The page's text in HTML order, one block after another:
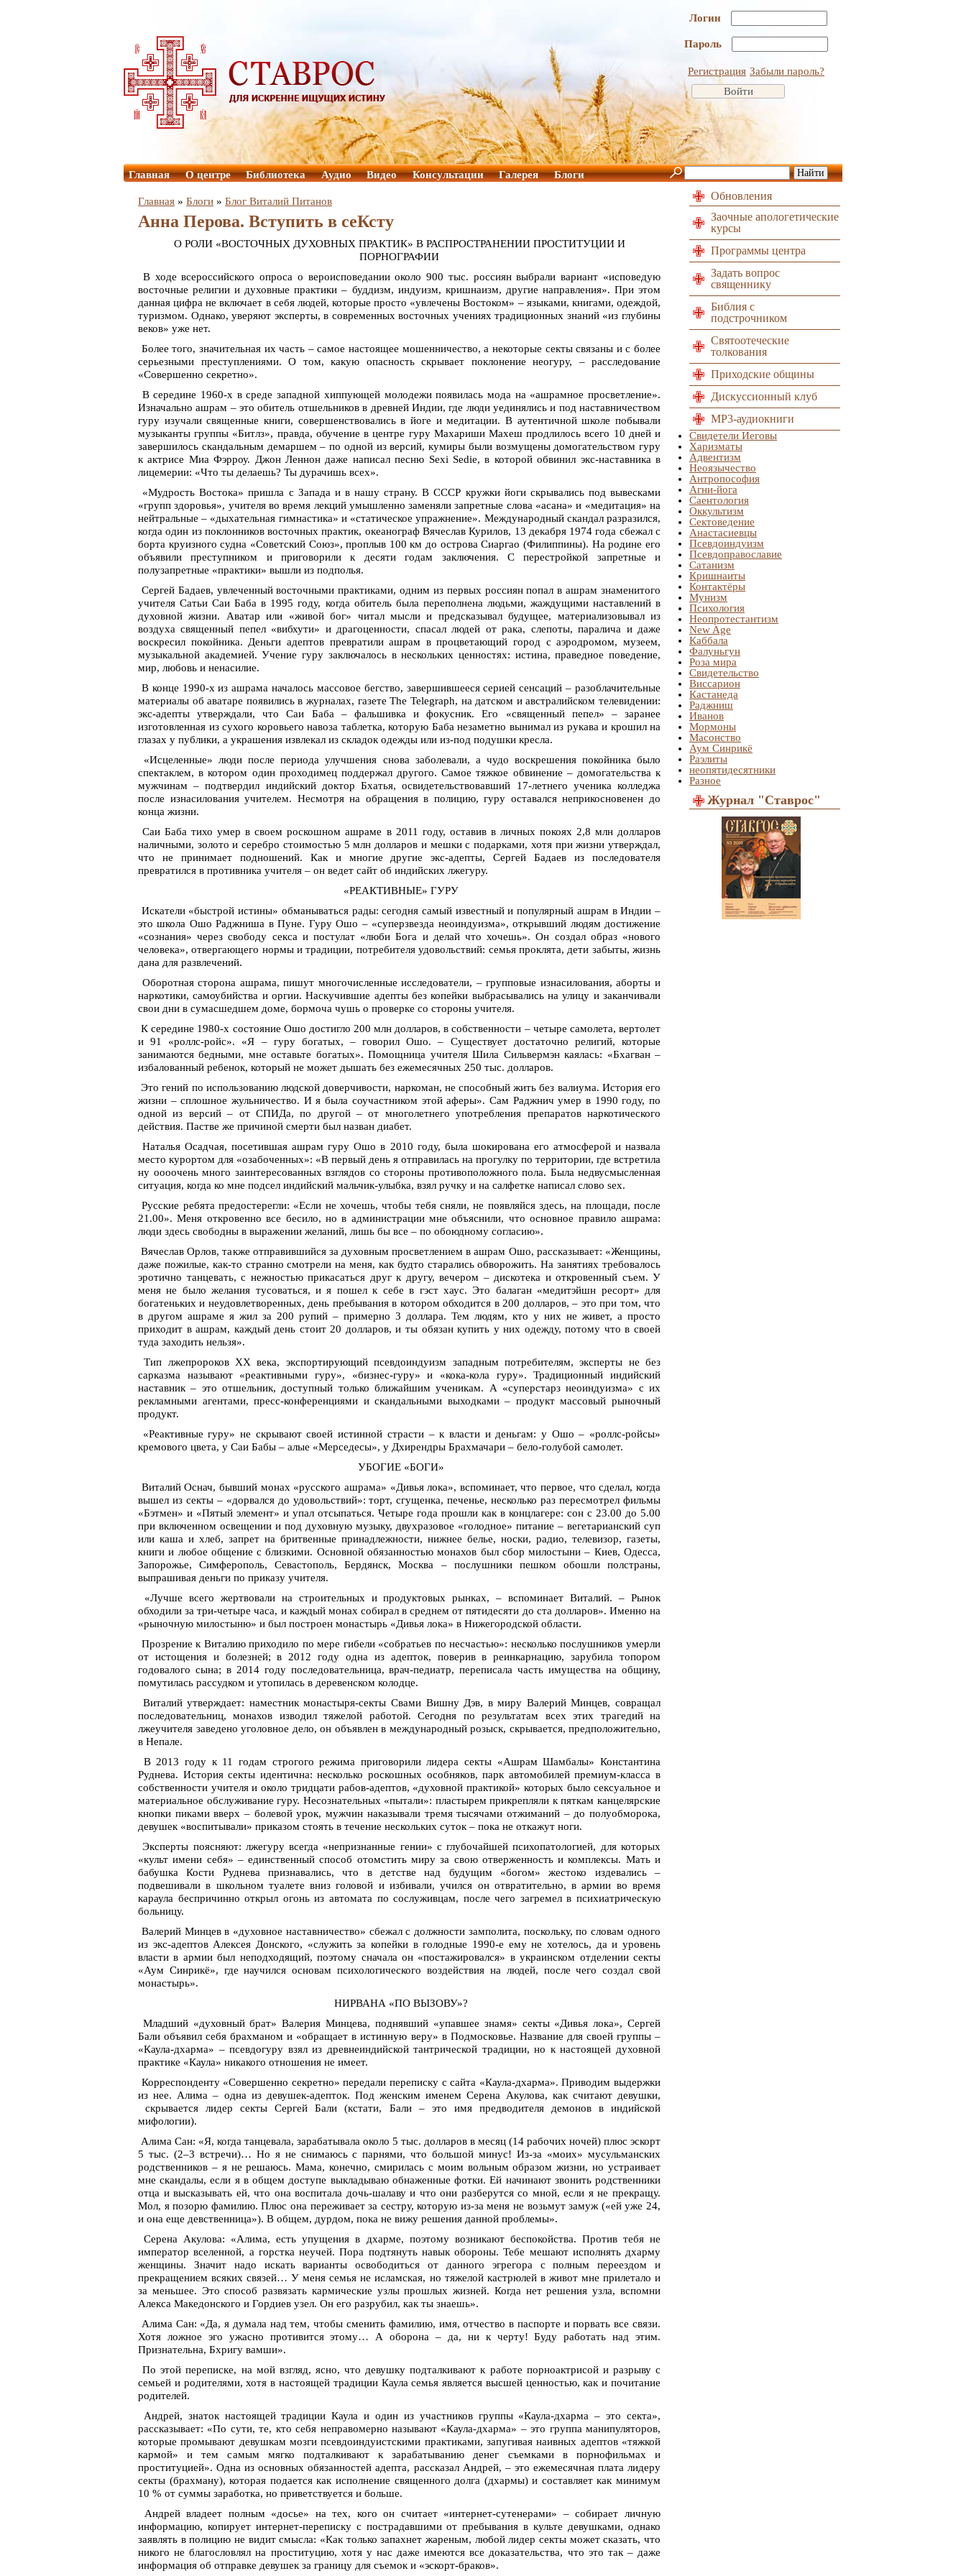
Логин
Пароль
Регистрация Забыли пароль?
Главная О центре Библиотека Аудио Видео Консультации Галерея Блоги
Главная » Блоги » Блог Виталий Питанов
Анна Перова. Вступить в сеКсту
О РОЛИ «ВОСТОЧНЫХ ДУХОВНЫХ ПРАКТИК» В РАСПРОСТРАНЕНИИ ПРОСТИТУЦИИ И
ПОРНОГРАФИИ
В ходе всероссийского опроса о вероисповедании около 900 тыс. россиян выбрали вариант «исповедую
восточные религии и духовные практики – буддизм, индуизм, кришнаизм, другие направления». При этом
данная цифра не включает в себя людей, которые просто «увлечены Востоком» – языками, книгами, одеждой,
туризмом. Однако, уверяют эксперты, в современных восточных учениях традиционных знаний «из глубины
веков» уже нет.
Более того, значительная их часть – самое настоящее мошенничество, а некоторые секты связаны и с более
серьезными преступлениями. О том, какую опасность скрывает поклонение неогуру, – расследование
«Совершенно секретно».
В середине 1960-х в среде западной хиппующей молодежи появилась мода на «ашрамное просветление».
Изначально ашрам – это обитель отшельников в древней Индии, где люди уединялись и под наставничеством
гуру изучали священные книги, совершенствовались в йоге и медитации. В аутентичной школе побывали
музыканты группы «Битлз», правда, обучение в центре гуру Махариши Махеш продлилось всего 10 дней и
завершилось скандальным демаршем – по одной из версий, кумиры были возмущены домогательством гуру
к актрисе Миа Фэрроу. Джон Леннон даже написал песню Sexi Sedie, в которой обвинил экс-наставника в
лицемерии: «Что ты делаешь? Ты дурачишь всех».
«Мудрость Востока» пришла с Запада и в нашу страну. В СССР кружки йоги скрывались под вывесками
«групп здоровья», учителя во время лекций умышленно заменяли запретные слова «асана» и «медитация» на
нейтральные – «дыхательная гимнастика» и «статическое упражнение». Международный скандал разразился,
когда один из поклонников восточных практик, океанограф Вячеслав Курилов, 13 декабря 1974 года сбежал с
борта круизного судна «Советский Союз», проплыв 100 км до острова Сиаргао (Филиппины). На родине его
объявили преступником и приговорили к десяти годам заключения. С перестройкой запретные и
полузапретные «практики» вышли из подполья.
Сергей Бадаев, увлеченный восточными практиками, одним из первых россиян попал в ашрам знаменитого
учителя Сатьи Саи Баба в 1995 году, когда обитель была переполнена людьми, жаждущими наставлений в
духовной жизни. Аватар или «живой бог» читал мысли и предсказывал будущее, материализовывал из
воздуха священный пепел «вибхути» и драгоценности, спасал людей от рака, слепоты, паралича и даже
воскресил покойника. Деньги адептов превратили ашрам в процветающий город с аэродромом, музеем,
музыкальной академией. Учение гуру заключалось в нескольких ценностях: истина, праведное поведение,
мир, любовь и ненасилие.
В конце 1990-х из ашрама началось массовое бегство, завершившееся серией сенсаций – разоблачительные
материалы об аватаре появились в журналах, газете The Telegraph, на датском и австралийском телевидении:
экс-адепты утверждали, что Саи Баба – фальшивка и фокусник. Его «священный пепел» – заранее
изготовленная из сухого коровьего навоза таблетка, которую Баба незаметно вынимал из рукава и крошил на
глазах у публики, а украшения извлекал из складок одежды или из-под подушки кресла.
«Исцеленные» люди после периода улучшения снова заболевали, а чудо воскрешения покойника было
спектаклем, в котором один проходимец поддержал другого. Самое тяжкое обвинение – домогательства к
мужчинам – подтвердил индийский доктор Бхатья, освидетельствовавший 17-летнего ученика колледжа
после изнасилования учителем. Несмотря на обращения в полицию, гуру оставался неприкосновенен до
конца жизни.
Саи Баба тихо умер в своем роскошном ашраме в 2011 году, оставив в личных покоях 2,8 млн долларов
наличными, золото и серебро стоимостью 5 млн долларов и мешки с подарками, хотя при жизни утверждал,
что не принимает подношений. Как и многие другие экс-адепты, Сергей Бадаев из последователя
превратился в противника учителя – он ведет сайт об индийских лжегуру.
«РЕАКТИВНЫЕ» ГУРУ
Искатели «быстрой истины» обманываться рады: сегодня самый известный и популярный ашрам в Индии –
это школа Ошо Раджниша в Пуне. Гуру Ошо – «суперзвезда неоиндуизма», открывший людям достижение
«сознания» через свободу секса и постулат «люби Бога и делай что хочешь». Он создал образ «нового
человека», отвергающего нормы и традиции, потребителя удовольствий: семья проклята, дети забыты, жизнь
дана для развлечений.
Оборотная сторона ашрама, пишут многочисленные исследователи, – групповые изнасилования, аборты и
наркотики, самоубийства и оргии. Наскучившие адепты без копейки выбрасывались на улицу и заканчивали
свои дни в сумасшедшем доме, бормоча чушь о проверке со стороны учителя.
К середине 1980-х состояние Ошо достигло 200 млн долларов, в собственности – четыре самолета, вертолет
и 91 «роллс-ройс». «Я – гуру богатых, – говорил Ошо. – Существует достаточно религий, которые
занимаются бедными, мне оставьте богатых». Помощница учителя Шила Сильвермэн каялась: «Бхагван –
избалованный ребенок, который не может дышать без ежемесячных 250 тыс. долларов.
Это гений по использованию людской доверчивости, наркоман, не способный жить без валиума. История его
жизни – сплошное жульничество. И я была соучастником этой аферы». Сам Раджнич умер в 1990 году, по
одной из версий – от СПИДа, по другой – от многолетнего употребления препаратов наркотического
действия. Пастве же причиной смерти был назван диабет.
Наталья Осадчая, посетившая ашрам гуру Ошо в 2010 году, была шокирована его атмосферой и назвала
место курортом для «озабоченных»: «В первый день я отправилась на прогулку по территории, где встретила
ну оооочень много заинтересованных взглядов со стороны противоположного пола. Была недвусмысленная
ситуация, когда ко мне подсел индийский мальчик-улыбка, взял ручку и на салфетке написал слово sex.
Русские ребята предостерегли: «Если не хочешь, чтобы тебя сняли, не появляйся здесь, на площади, после
21.00». Меня откровенно все бесило, но в администрации мне объяснили, что основное правило ашрама:
люди здесь свободны в выражении желаний, лишь бы все – по обоюдному согласию».
Вячеслав Орлов, также отправившийся за духовным просветлением в ашрам Ошо, рассказывает: «Женщины,
даже пожилые, как-то странно смотрели на меня, как будто старались обворожить. На занятиях требовалось
эротично танцевать, с нежностью прикасаться друг к другу, вечером – дискотека и откровенный съем. У
меня не было желания тусоваться, и я пошел к себе в гэст хаус. Это балаган «медитэйшн ресорт» для
богатеньких и неудовлетворенных, день пребывания в котором обходится в 200 долларов, – это при том, что
в другом ашраме я жил за 200 рупий – примерно 3 доллара. Тем людям, кто у них не живет, а просто
приходит в ашрам, каждый день стоит 20 долларов, и ты обязан купить у них одежду, потому что в своей
туда заходить нельзя».
Тип лжепророков ХХ века, экспортирующий псевдоиндуизм западным потребителям, эксперты не без
сарказма называют «реактивными гуру», «бизнес-гуру» и «кока-кола гуру». Традиционный индийский
наставник – это отшельник, доступный только ближайшим ученикам. А «суперстарз неоиндуизма» с их
рекламными агентами, пресс-конференциями и скандальными выходками – продукт массовый рыночный
продукт.
«Реактивные гуру» не скрывают своей истинной страсти – к власти и деньгам: у Ошо – «роллс-ройсы»
кремового цвета, у Саи Бабы – алые «Мерседесы», у Дхирендры Брахмачари – бело-голубой самолет.
УБОГИЕ «БОГИ»
Виталий Оснач, бывший монах «русского ашрама» «Дивья лока», вспоминает, что первое, что сделал, когда
вышел из секты – «дорвался до удовольствий»: торт, сгущенка, печенье, несколько раз пересмотрел фильмы
«Бэтмен» и «Пятый элемент» и упал отсыпаться. Четыре года прошли как в концлагере: сон с 23.00 до 5.00
при включенном освещении и под духовную музыку, двухразовое «голодное» питание – вегетарианский суп
или каша и хлеб, запрет на бритвенные принадлежности, нижнее белье, носки, радио, телевизор, газеты,
книги и любое общение с близкими. Основной обязанностью монахов был сбор милостыни – Киев, Одесса,
Запорожье, Симферополь, Севастополь, Бердянск, Москва – послушники пешком обошли полстраны,
выпрашивая деньги по приказу учителя.
«Лучше всего жертвовали на строительных и продуктовых рынках, – вспоминает Виталий. – Рынок
обходили за три-четыре часа, и каждый монах собирал в среднем от пятидесяти до ста долларов». Именно на
«рыночную милостыню» и был построен монастырь «Дивья лока» в Нижегородской области.
Прозрение к Виталию приходило по мере гибели «собратьев по несчастью»: несколько послушников умерли
от истощения и болезней; в 2012 году одна из адепток, поверив в реинкарнацию, зарубила топором
годовалого сына; в 2014 году последовательница, врач-педиатр, переписала часть имущества на общину,
помутилась рассудком и утопилась в деревенском колодце.
Виталий утверждает: наместник монастыря-секты Свами Вишну Дэв, в миру Валерий Минцев, совращал
последовательниц, монахов изводил тяжелой работой. Сегодня по результатам всех этих трагедий на
лжеучителя заведено уголовное дело, он объявлен в международный розыск, скрывается, предположительно,
в Непале.
В 2013 году к 11 годам строгого режима приговорили лидера секты «Ашрам Шамбалы» Константина
Руднева. История секты идентична: несколько роскошных особняков, парк автомобилей премиум-класса в
собственности учителя и около тридцати рабов-адептов, «духовной практикой» которых было сексуальное и
материальное обслуживание гуру. Несознательных «пытали»: пластырем прикрепляли к пяткам канцелярские
кнопки пиками вверх – болевой урок, мужчин наказывали тремя тысячами отжиманий – до полуобморока,
девушек «воспитывали» приказом стоять в течение нескольких суток – пока не откажут ноги.
Эксперты поясняют: лжегуру всегда «непризнанные гении» с глубочайшей психопатологией, для которых
«культ имени себя» – единственный способ отомстить миру за свою отверженность и комплексы. Мать и
бабушка Кости Руднева признавались, что в детстве над будущим «богом» жестоко издевались –
подвешивали в школьном туалете вниз головой и избивали, учился он отвратительно, в армии во время
караула беспричинно открыл огонь из автомата по сослуживцам, после чего загремел в психиатрическую
больницу.
Валерий Минцев в «духовное наставничество» сбежал с должности замполита, поскольку, по словам одного
из экс-адептов Алексея Донского, «служить за копейки в голодные 1990-е ему не хотелось, да и уровень
власти в армии был неподходящий, поэтому сначала он «постажировался» в украинском отделении секты
«Аум Синрикё», где научился основам психологического воздействия на людей, после чего создал свой
монастырь».
НИРВАНА «ПО ВЫЗОВУ»?
Младший «духовный брат» Валерия Минцева, поднявший «упавшее знамя» секты «Дивья лока», Сергей
Бали объявил себя брахманом и «обращает в истинную веру» в Подмосковье. Название для своей группы –
«Каула-дхарма» – псевдогуру взял из древнеиндийской тантрической традиции, но к настоящей духовной
практике «Каула» никакого отношения не имеет.
Корреспонденту «Совершенно секретно» передали переписку с сайта «Каула-дхарма». Приводим выдержки
из нее. Алима – одна из девушек-адепток. Под женским именем Серена Акулова, как считают девушки,
скрывается лидер секты Сергей Бали (кстати, Бали – это имя предводителя демонов в индийской
мифологии).
Алима Сан: «Я, когда танцевала, зарабатывала около 5 тыс. долларов в месяц (14 рабочих ночей) плюс эскорт
5 тыс. (2–3 встречи)… Но я не снимаюсь с парнями, что большой минус! Из-за «моих» мусульманских
родственников – я не решаюсь. Мама, конечно, смирилась с моим вольным образом жизни, но устраивает
мне скандалы, если я в общем доступе выкладываю обнаженные фотки. Ей начинают звонить родственники
отца и высказывать ей, что она воспитала дочь-шалаву и что они разберутся со мной, если я не прекращу.
Мол, я позорю фамилию. Плюс она переживает за сестру, которую из-за меня не возьмут замуж («ей уже 24,
и она еще девственница»). В общем, дурдом, пока не вижу решения данной проблемы».
Серена Акулова: «Алима, есть упущения в дхарме, поэтому возникают беспокойства. Против тебя не
император вселенной, а горстка неучей. Пора подтянуть навык обороны. Тебе мешают исполнять дхарму
женщины. Значит надо искать варианты освободиться от данного эгрегора с полным переездом и
прекращением всяких связей… У меня семья не исламская, но тяжелой кастрюлей в живот мне прилетало и
за меньшее. Это способ развязать кармические узлы прошлых жизней. Когда нет решения узла, вспомни
Алекса Македонского и Гордиев узел. Он его разрубил, как ты знаешь».
Алима Сан: «Да, я думала над тем, чтобы сменить фамилию, имя, отчество в паспорте и порвать все связи.
Хотя ложное эго ужасно противится этому… А оборона – да, ни к черту! Буду работать над этим.
Признательна, Бхригу вамши».
По этой переписке, на мой взгляд, ясно, что девушку подталкивают к работе порноактрисой и разрыву с
семьей и родителями, хотя в настоящей традиции Каула семья является высшей ценностью, как и почитание
родителей.
Андрей, знаток настоящей традиции Каула и один из участников группы «Каула-дхарма – это секта»,
рассказывает: «По сути, те, кто себя неправомерно называют «Каула-дхарма» – это группа манипуляторов,
которые промывают девушкам мозги псевдоиндуистскими практиками, запугивая наивных адептов «тяжкой
кармой» и тем самым мягко подталкивают к зарабатыванию денег съемками в порнофильмах и
проституцией». Одна из основных обязанностей адепта, рассказал Андрей, – это ежемесячная плата лидеру
секты (брахману), которая подается как исполнение священного долга (дхармы) и составляет как минимум
10 % от суммы заработка, но приветствуется и больше.
Андрей владеет полным «досье» на тех, кого он считает «интернет-сутенерами» – собирает личную
информацию, копирует интернет-переписку с пострадавшими от пребывания в культе девушками, однако
заявлять в полицию не видит смысла: «Как только запахнет жареным, любой лидер секты может сказать, что
никого не благословлял на проституцию, хотя у нас даже имеются все доказательства, что это так – даже
информация об отправке девушек за границу для съемок и «эскорт-браков».
Обновления
Заочные апологетические
курсы
Программы центра
Задать вопрос
священнику
Библия с
подстрочником
Святоотеческие
толкования
Приходские общины
Дискуссионный клуб
MP3-аудиокниги
Свидетели Иеговы
Харизматы
Адвентизм
Неоязычество
Антропософия
Агни-йога
Саентология
Оккультизм
Сектоведение
Анастасиевцы
Псевдоиндуизм
Псевдоправославие
Сатанизм
Кришнаиты
Контактёры
Мунизм
Психология
Неопротестантизм
New Age
Каббала
Фалуньгун
Роза мира
Свидетельство
Виссарион
Кастанеда
Раджниш
Иванов
Мормоны
Масонство
Аум Синрикё
Раэлиты
неопятидесятники
Разное
Журнал "Ставрос"